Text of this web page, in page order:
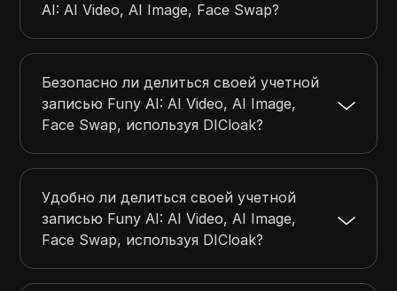
AI: AI Video, AI Image, Face Swap?
Безопасно ли делиться своей учетной
записью Funy AI: AI Video, AI Image,
Face Swap, используя DICloak?
Удобно ли делиться своей учетной
записью Funy AI: AI Video, AI Image,
Face Swap, используя DICloak?